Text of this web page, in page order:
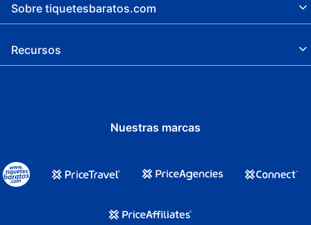
Sobre tiquetesbaratos.com
Recursos
Nuestras marcas